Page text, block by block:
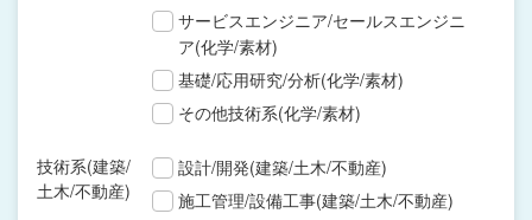
サービスエンジニア/セールスエンジニ
ア(化学/素材)
基礎/応用研究/分析(化学/素材)
その他技術系(化学/素材)
技術系(建築/
土木/不動産)
設計/開発(建築/土木/不動産)
施工管理/設備工事(建築/土木/不動産)